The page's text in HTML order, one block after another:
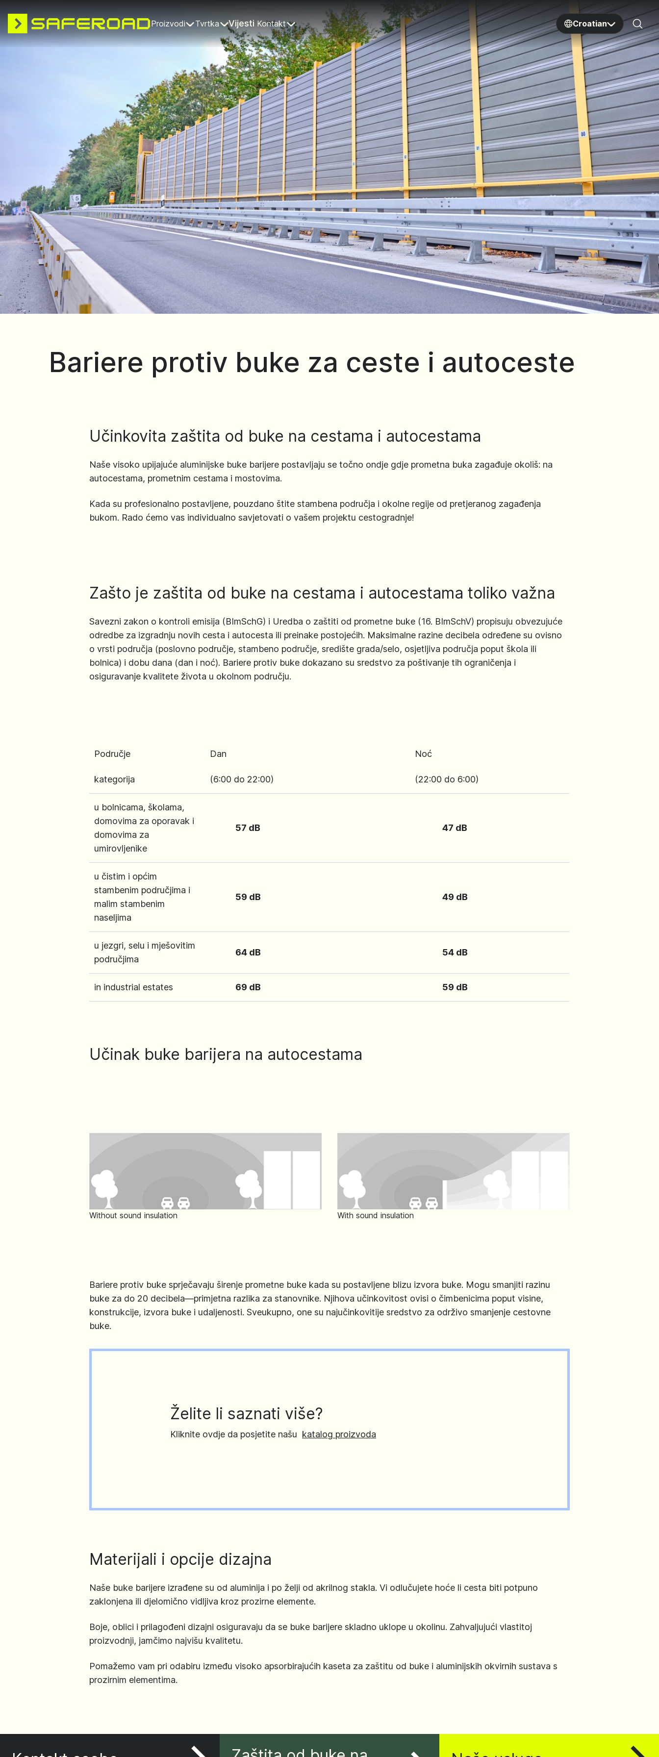
Proizvodi Tvrtka Vijesti Kontakt Croatian
Bariere protiv buke za ceste i autoceste
Učinkovita zaštita od buke na cestama i autocestama
Naše visoko upijajuće aluminijske buke barijere postavljaju se točno ondje gdje prometna buka zagađuje okoliš: na
autocestama, prometnim cestama i mostovima.
Kada su profesionalno postavljene, pouzdano štite stambena područja i okolne regije od pretjeranog zagađenja
bukom. Rado ćemo vas individualno savjetovati o vašem projektu cestogradnje!
Zašto je zaštita od buke na cestama i autocestama toliko važna
Savezni zakon o kontroli emisija (BImSchG) i Uredba o zaštiti od prometne buke (16. BImSchV) propisuju obvezujuće
odredbe za izgradnju novih cesta i autocesta ili preinake postojećih. Maksimalne razine decibela određene su ovisno
o vrsti područja (poslovno područje, stambeno područje, središte grada/selo, osjetljiva područja poput škola ili
bolnica) i dobu dana (dan i noć). Bariere protiv buke dokazano su sredstvo za poštivanje tih ograničenja i
osiguravanje kvalitete života u okolnom području.
Područje
kategorija
Dan
(6:00 do 22:00)
Noć
(22:00 do 6:00)
u bolnicama, školama,
domovima za oporavak i
domovima za
umirovljenike
57 dB 47 dB
u čistim i općim
stambenim područjima i
malim stambenim
naseljima
59 dB 49 dB
u jezgri, selu i mješovitim
područjima
64 dB 54 dB
in industrial estates 69 dB 59 dB
Učinak buke barijera na autocestama
Without sound insulation With sound insulation
Bariere protiv buke sprječavaju širenje prometne buke kada su postavljene blizu izvora buke. Mogu smanjiti razinu
buke za do 20 decibela—primjetna razlika za stanovnike. Njihova učinkovitost ovisi o čimbenicima poput visine,
konstrukcije, izvora buke i udaljenosti. Sveukupno, one su najučinkovitije sredstvo za održivo smanjenje cestovne
buke.
Želite li saznati više?
Kliknite ovdje da posjetite našu katalog proizvoda
Materijali i opcije dizajna
Naše buke barijere izrađene su od aluminija i po želji od akrilnog stakla. Vi odlučujete hoće li cesta biti potpuno
zaklonjena ili djelomično vidljiva kroz prozirne elemente.
Boje, oblici i prilagođeni dizajni osiguravaju da se buke barijere skladno uklope u okolinu. Zahvaljujući vlastitoj
proizvodnji, jamčimo najvišu kvalitetu.
Pomažemo vam pri odabiru između visoko apsorbirajućih kaseta za zaštitu od buke i aluminijskih okvirnih sustava s
prozirnim elementima.